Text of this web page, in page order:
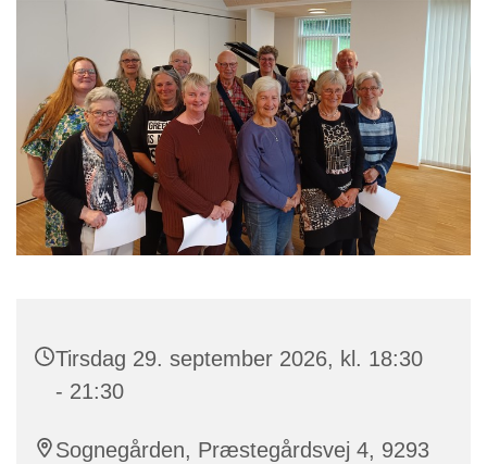
Tirsdag 29. september 2026, kl. 18:30
- 21:30
Sognegården, Præstegårdsvej 4, 9293